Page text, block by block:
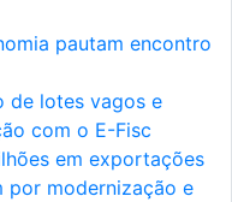
pautam encontro
de lotes vagos e
com o E-Fisc
em exportações
por modernização e